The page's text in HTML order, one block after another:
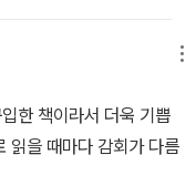
한 책이라서 더욱 기쁩
읽을 때마다 감회가 다름